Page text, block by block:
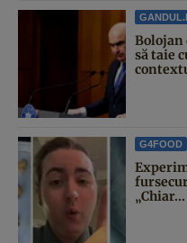
Bolojan
să taie
G4FOOD
„Chiar...